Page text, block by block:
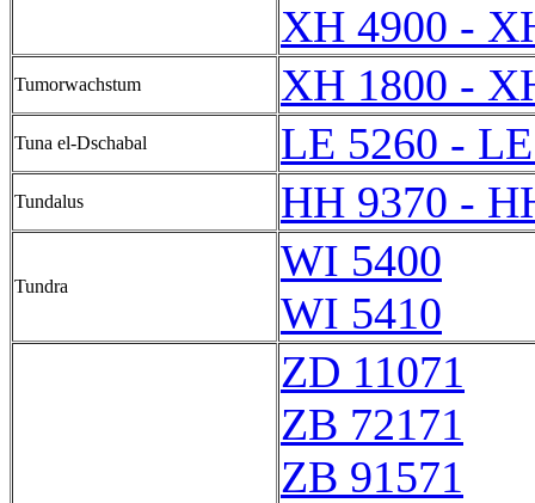
XH 4900 -
Tumorwachstum XH 1800 -
Tuna el-Dschabal LE 5260 -
Tundalus HH 9370 -
Tundra
WI 5400
WI 5410
ZD 11071
ZB 72171
ZB 91571